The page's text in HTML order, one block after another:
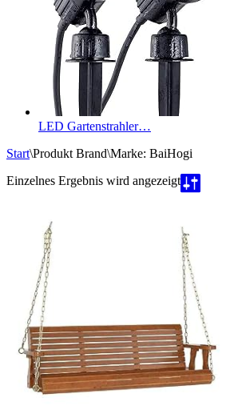
LED Gartenstrahler…
Start\Produkt Brand\Marke: BaiHogi
Einzelnes Ergebnis wird angezeigt